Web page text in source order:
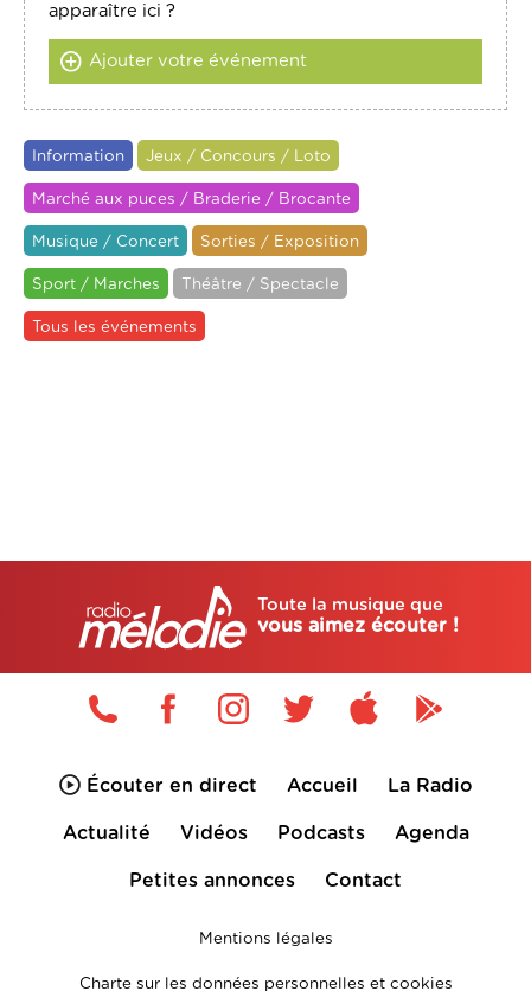
apparaître ici ?
Ajouter votre événement
Information Jeux / Concours / Loto
Marché aux puces / Braderie / Brocante
Musique / Concert Sorties / Exposition
Sport / Marches Théâtre / Spectacle
Tous les événements
Toute la musique que
vous aimez écouter !
Écouter en direct Accueil La Radio
Actualité Vidéos Podcasts Agenda
Petites annonces Contact
Mentions légales
Charte sur les données personnelles et cookies